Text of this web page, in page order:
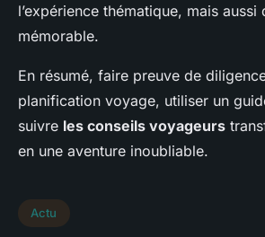
l’expérience thématique, mais aussi
mémorable.
En résumé, faire preuve de
planification voyage, utiliser un
suivre les conseils voyageurs
en une aventure inoubliable.
Actu